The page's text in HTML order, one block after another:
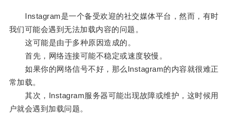
Instagram是一个备受欢迎的社交媒体平台，然而，有时
我们可能会遇到无法加载内容的问题。
这可能是由于多种原因造成的。
首先，网络连接可能不稳定或速度较慢。
如果你的网络信号不好，那么Instagram的内容就很难正
常加载。
其次，Instagram服务器可能出现故障或维护，这时候用
户就会遇到加载问题。